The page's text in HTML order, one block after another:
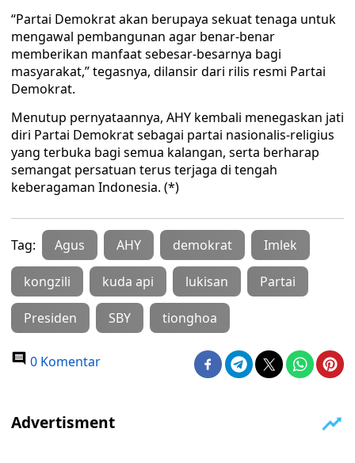
“Partai Demokrat akan berupaya sekuat tenaga untuk
mengawal pembangunan agar benar-benar
memberikan manfaat sebesar-besarnya bagi
masyarakat,” tegasnya, dilansir dari rilis resmi Partai
Demokrat.
Menutup pernyataannya, AHY kembali menegaskan jati
diri Partai Demokrat sebagai partai nasionalis-religius
yang terbuka bagi semua kalangan, serta berharap
semangat persatuan terus terjaga di tengah
keberagaman Indonesia. (*)
Tag: Agus AHY demokrat Imlek
kongzili kuda api lukisan Partai
Presiden SBY tionghoa
0 Komentar